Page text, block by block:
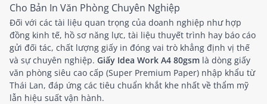
Cho Bản In Văn Phòng Chuyên Nghiệp
Đối với các tài liệu quan trọng của doanh nghiệp như hợp
đồng kinh tế, hồ sơ năng lực, tài liệu thuyết trình hay báo cáo
gửi đối tác, chất lượng giấy in đóng vai trò khẳng định vị thế
và sự chuyên nghiệp. Giấy Idea Work A4 80gsm là dòng giấy
văn phòng siêu cao cấp (Super Premium Paper) nhập khẩu từ
Thái Lan, đáp ứng các tiêu chuẩn khắt khe nhất về thẩm mỹ
lẫn hiệu suất vận hành.